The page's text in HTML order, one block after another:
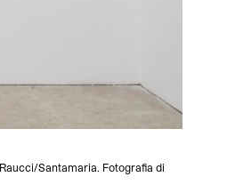
Santamaria. Fotografia di